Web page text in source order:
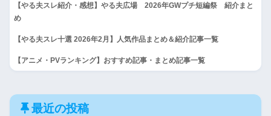
【やる夫スレ紹介・感想】やる夫広場 2026年GWプチ短編祭 紹介まと
め
【やる夫スレ十選 2026年2月】人気作品まとめ＆紹介記事一覧
【アニメ・PVランキング】おすすめ記事・まとめ記事一覧
最近の投稿